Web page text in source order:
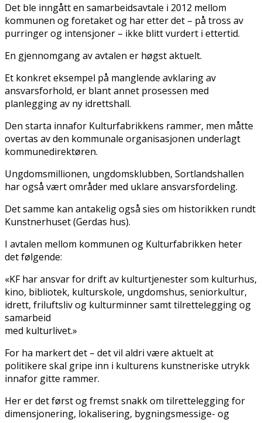
Det ble inngått en samarbeidsavtale i 2012 mellom
kommunen og foretaket og har etter det – på tross av
purringer og intensjoner – ikke blitt vurdert i ettertid.
En gjennomgang av avtalen er høgst aktuelt.
Et konkret eksempel på manglende avklaring av
ansvarsforhold, er blant annet prosessen med
planlegging av ny idrettshall.
Den starta innafor Kulturfabrikkens rammer, men måtte
overtas av den kommunale organisasjonen underlagt
kommunedirektøren.
Ungdomsmillionen, ungdomsklubben, Sortlandshallen
har også vært områder med uklare ansvarsfordeling.
Det samme kan antakelig også sies om historikken rundt
Kunstnerhuset (Gerdas hus).
I avtalen mellom kommunen og Kulturfabrikken heter
det følgende:
«KF har ansvar for drift av kulturtjenester som kulturhus,
kino, bibliotek, kulturskole, ungdomshus, seniorkultur,
idrett, friluftsliv og kulturminner samt tilrettelegging og
samarbeid
med kulturlivet.»
For ha markert det – det vil aldri være aktuelt at
politikere skal gripe inn i kulturens kunstneriske utrykk
innafor gitte rammer.
Her er det først og fremst snakk om tilrettelegging for
dimensjonering, lokalisering, bygningsmessige- og